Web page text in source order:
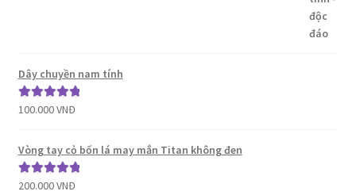
Dây chuyền nam tính
Được xếp
sao
100.000VNĐ
Vòng tay cỏ bốn lá may mắn Titan không đen
Được xếp
200.000VNĐ